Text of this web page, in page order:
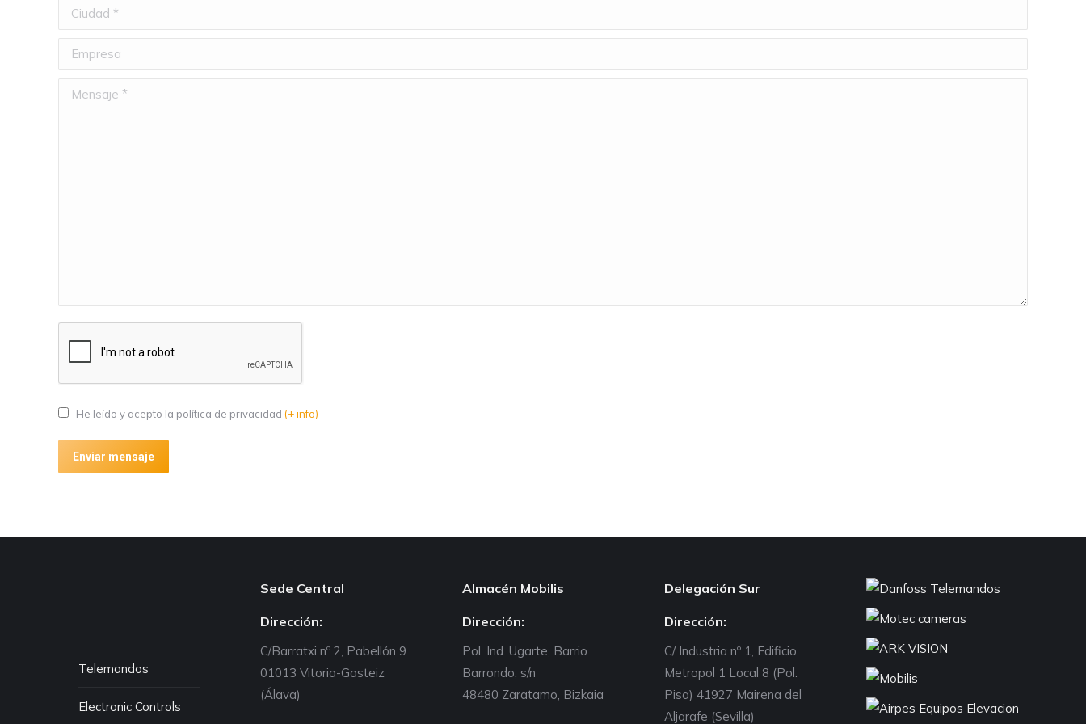
Ciudad *
Empresa
Mensaje *
He leído y acepto la política de privacidad (+ info)
Enviar mensaje
Telemandos
Electronic Controls
Sede Central
Dirección:
C/Barratxi nº 2, Pabellón 9
01013 Vitoria-Gasteiz
(Álava)
Almacén Mobilis
Dirección:
Pol. Ind. Ugarte, Barrio
Barrondo, s/n
48480 Zaratamo, Bizkaia
Delegación Sur
Dirección:
C/ Industria nº 1, Edificio
Metropol 1 Local 8 (Pol.
Pisa) 41927 Mairena del
Aljarafe (Sevilla)